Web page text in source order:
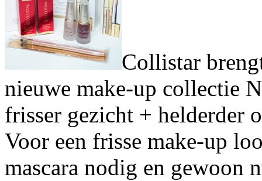
Collistar
nieuwe make-up collectie
frisser gezicht + helderder
Voor een frisse make-up
mascara nodig en gewoon